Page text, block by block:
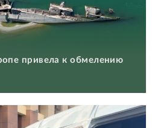
привела к обмелению